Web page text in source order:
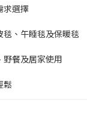
求選擇
毯、午睡毯及保暖毯
野餐及居家使用
鬆